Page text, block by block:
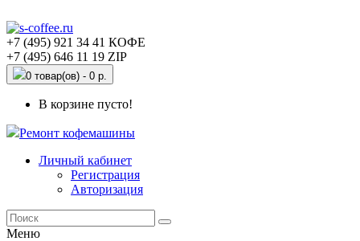
+7 (495) 921 34 41 КОФЕ
+7 (495) 646 11 19 ZIP
0 товар(ов) - 0 р.
В корзине пусто!
Ремонт кофемашины
Личный кабинет
Регистрация
Авторизация
Меню